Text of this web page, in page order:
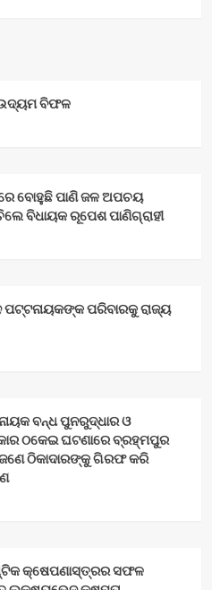
ଉଦ୍ୟମ ବିଫଳ
ବୋହୁଛି ପାଣି ଜଳ ଅପଚୟ
ବିଧାୟକ ରୂପେଶ ପାଣିଗ୍ରାହୀ
ପଟ୍ଟନାୟକଙ୍କ ପରିବାରକୁ ରାଜ୍ୟ
ବନ୍ଧ ପୁନରୁଦ୍ଧାର ଓ
ଠକେଇ ଘଟଣାରେ ବ୍ରହ୍ମପୁର
ଠିକାଦାରଙ୍କୁ ଗିରଫ କରି
କ୍ଷେପଣାସ୍ତ୍ରର ସଫଳ